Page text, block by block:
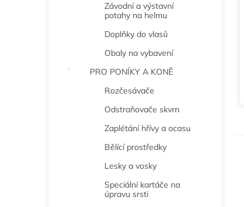
Závodní a výstavní
potahy na helmu
Doplňky do vlasů
Obaly na vybavení
PRO PONÍKY A KONĚ
Rozčesávače
Odstraňovače skvrn
Zaplétání hřívy a ocasu
Bělící prostředky
Lesky a vosky
Speciální kartáče na
úpravu srsti